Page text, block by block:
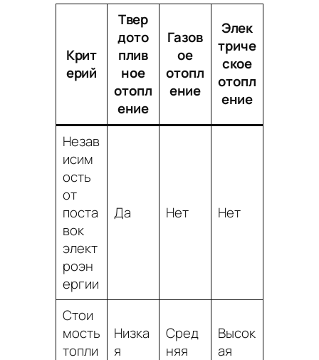
Крит
ерий
Твер
дото
плив
ное
отопл
ение
Газов
ое
отопл
ение
Элек
триче
ское
отопл
ение
Незав
исим
ость
от
поста
вок
элект
роэн
ергии
Да Нет Нет
Стои
мость
топли
Низка
я
Сред
няя
Высок
ая